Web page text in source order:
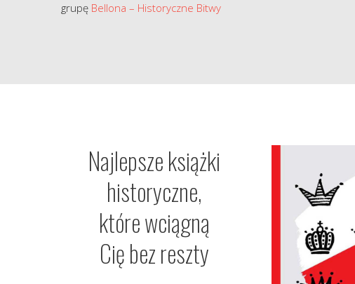
grupę Bellona – Historyczne Bitwy
Najlepsze książki
historyczne,
które wciągną
Cię bez reszty